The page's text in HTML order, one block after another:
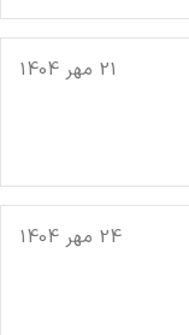
21 مهر 1404
24 مهر 1404